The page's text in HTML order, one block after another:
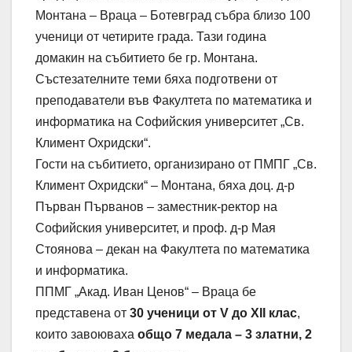
Монтана – Враца – Ботевград събра близо 100
ученици от четирите града. Тази година
домакин на събитието бе гр. Монтана.
Състезателните теми бяха подготвени от
преподаватели във Факултета по математика и
информатика на Софийския университет „Св.
Климент Охридски“.
Гости на събитието, организирано от ПМПГ „Св.
Климент Охридски“ – Монтана, бяха доц. д-р
Първан Първанов – заместник-ректор на
Софийския университет, и проф. д-р Мая
Стоянова – декан на Факултета по математика
и информатика.
ППМГ „Акад. Иван Ценов“ – Враца бе
представена от 30 ученици от V до XII клас,
които завоюваха общо 7 медала – 3 златни, 2